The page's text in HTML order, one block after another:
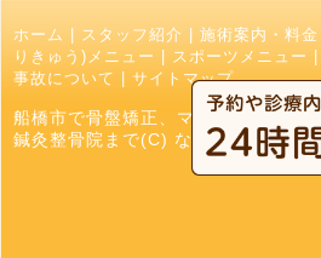
ホーム スタッフ紹介 施術案内・料金
りきゅう)メニュー
スポーツメニュー
事故について
サイトマップ
船橋市で骨盤矯正、マッサージ、接
鍼灸整骨院まで(C) なかお鍼灸接骨